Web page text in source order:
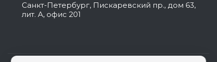
Санкт-Петербург, Пискаревский пр., дом 63,
лит. А, офис 201